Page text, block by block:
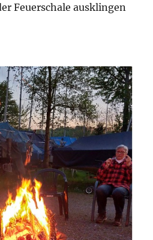
Feuerschale ausklingen